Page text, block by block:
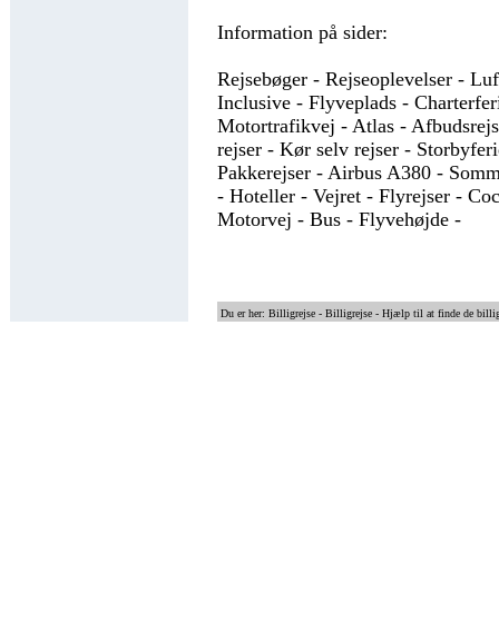
Information på sider:
Rejsebøger - Rejseoplevelser -
Inclusive - Flyveplads -
Motortrafikvej - Atlas -
rejser - Kør selv rejser -
Pakkerejser - Airbus A380 -
- Hoteller - Vejret - Flyrejser -
Motorvej - Bus - Flyvehøjde -
Du er her: Billigrejse - Billigrejse - Hjælp til at finde de